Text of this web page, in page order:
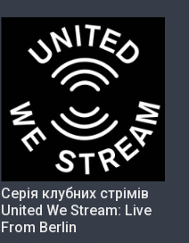
Серія клубних стрімів
United We Stream: Live
From Berlin